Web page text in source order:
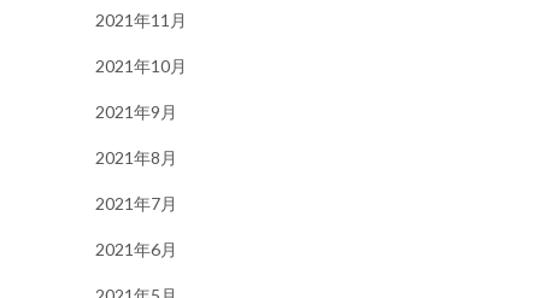
2021年11月
2021年10月
2021年9月
2021年8月
2021年7月
2021年6月